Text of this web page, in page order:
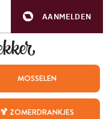
AANMELDEN
MOSSELEN
🍹 ZOMERDRANKJES